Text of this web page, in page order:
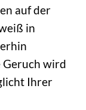
auf der
in
Geruch wird
Ihrer